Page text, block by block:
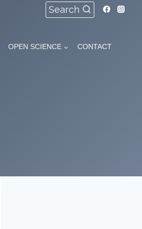
Search
OPEN SCIENCE CONTACT